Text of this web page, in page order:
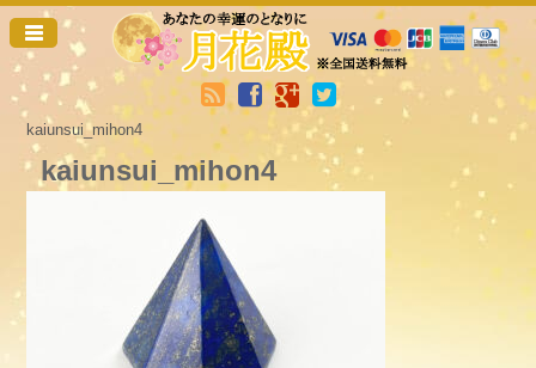
kaiunsui_mihon4
kaiunsui_mihon4